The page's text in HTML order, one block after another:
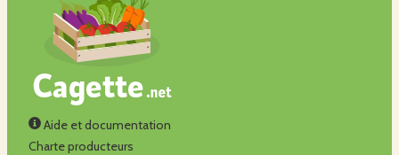
Aide et documentation
Charte producteurs